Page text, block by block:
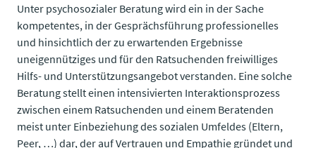
Unter psychosozialer Beratung wird ein in der Sache
kompetentes, in der Gesprächsführung professionelles
und hinsichtlich der zu erwartenden Ergebnisse
uneigennütziges und für den Ratsuchenden freiwilliges
Hilfs- und Unterstützungsangebot verstanden. Eine solche
Beratung stellt einen intensivierten Interaktionsprozess
zwischen einem Ratsuchenden und einem Beratenden
meist unter Einbeziehung des sozialen Umfeldes (Eltern,
Peer, …) dar, der auf Vertrauen und Empathie gründet und